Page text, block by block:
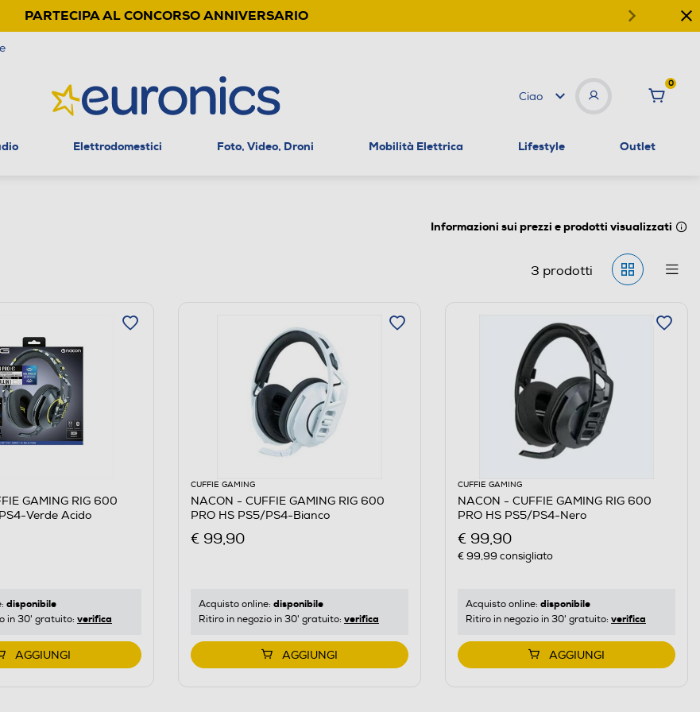
PARTECIPA AL CONCORSO ANNIVERSARIO
Ciao
0
Elettrodomestici Foto, Video, Droni Mobilità Elettrica Lifestyle Outlet
Informazioni sui prezzi e prodotti visualizzati
3 prodotti
GAMING RIG 600
Verde Acido
disponibile
in 30' gratuito: verifica
AGGIUNGI
CUFFIE GAMING
NACON - CUFFIE GAMING RIG 600
PRO HS PS5/PS4-Bianco
€ 99,90
Acquisto online: disponibile
Ritiro in negozio in 30' gratuito: verifica
AGGIUNGI
CUFFIE GAMING
NACON - CUFFIE GAMING RIG 600
PRO HS PS5/PS4-Nero
€ 99,90
€ 99,99 consigliato
Acquisto online: disponibile
Ritiro in negozio in 30' gratuito: verifica
AGGIUNGI